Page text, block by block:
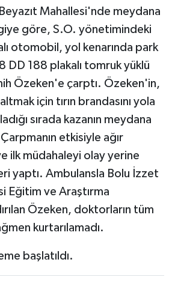
Beyazıt Mahallesi'nde meydana
göre, S.O. yönetimindeki
otomobil, yol kenarında park
DD 188 plakalı tomruk yüklü
Özeken'e çarptı. Özeken'in,
için tırın brandasını yola
sırada kazanın meydana
etkisiyle ağır
ilk müdahaleyi olay yerine
yaptı. Ambulansla Bolu İzzet
Eğitim ve Araştırma
Özeken, doktorların tüm
kurtarılamadı.
başlatıldı.